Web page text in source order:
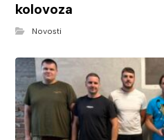
kolovoza
Novosti